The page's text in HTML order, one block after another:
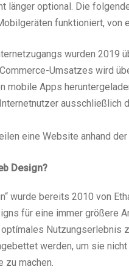
länger optional. Die
funktioniert, von
wurden 2019
Umsatzes wird
mobile Apps
ausschließlich
eine Website anhand
Design?
wurde bereits 2010 von
für eine immer größere
optímales
werden, um sie
zu machen.